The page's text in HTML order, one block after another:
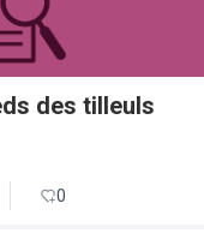
des tilleuls
0